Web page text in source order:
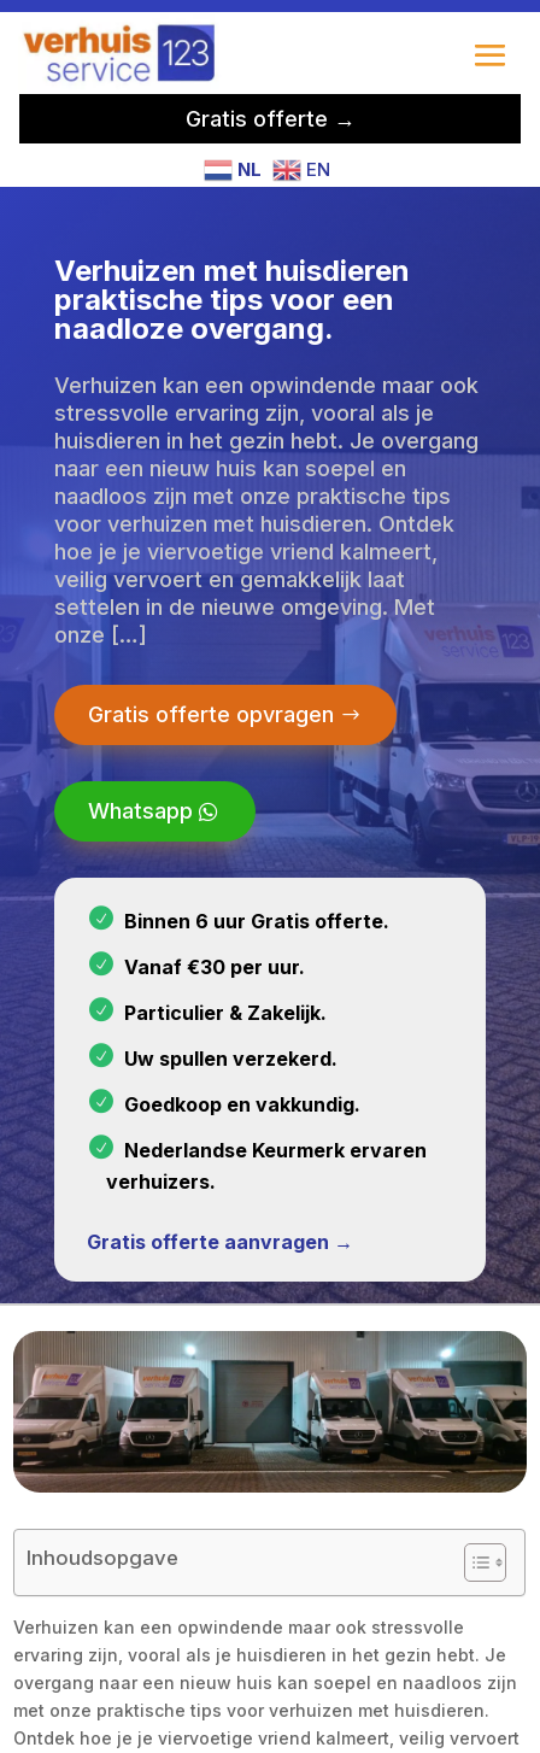
Gratis offerte →
NL EN
Verhuizen met huisdieren
praktische tips voor een
naadloze overgang.
Verhuizen kan een opwindende maar ook
stressvolle ervaring zijn, vooral als je
huisdieren in het gezin hebt. Je overgang
naar een nieuw huis kan soepel en
naadloos zijn met onze praktische tips
voor verhuizen met huisdieren. Ontdek
hoe je je viervoetige vriend kalmeert,
veilig vervoert en gemakkelijk laat
settelen in de nieuwe omgeving. Met
onze […]
Gratis offerte opvragen
Whatsapp
Binnen 6 uur Gratis offerte.
Vanaf €30 per uur.
Particulier & Zakelijk.
Uw spullen verzekerd.
Goedkoop en vakkundig.
Nederlandse Keurmerk ervaren
verhuizers.
Gratis offerte aanvragen →
Inhoudsopgave
Verhuizen kan een opwindende maar ook stressvolle
ervaring zijn, vooral als je huisdieren in het gezin hebt. Je
overgang naar een nieuw huis kan soepel en naadloos zijn
met onze praktische tips voor verhuizen met huisdieren.
Ontdek hoe je je viervoetige vriend kalmeert, veilig vervoert